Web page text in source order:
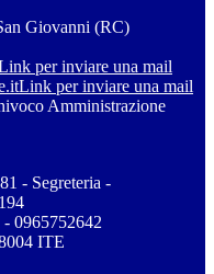
Giovanni (RC)
per inviare una mail
Link per inviare una mail
Amministrazione
- Segreteria -
0965752642
ITE